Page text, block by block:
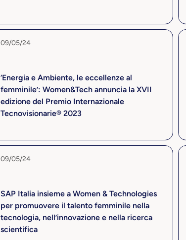
09/05/24
‘Energia e Ambiente, le eccellenze al
femminile’: Women&Tech annuncia la XVII
edizione del Premio Internazionale
Tecnovisionarie® 2023
09/05/24
SAP Italia insieme a Women & Technologies
per promuovere il talento femminile nella
tecnologia, nell’innovazione e nella ricerca
scientifica